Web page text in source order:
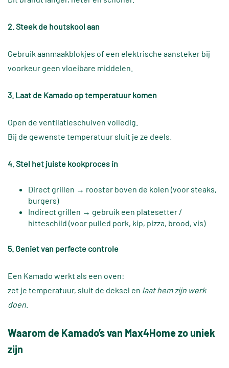
2. Steek de houtskool aan
Gebruik aanmaakblokjes of een elektrische aansteker bij
voorkeur geen vloeibare middelen.
3. Laat de Kamado op temperatuur komen
Open de ventilatieschuiven volledig.
Bij de gewenste temperatuur sluit je ze deels.
4. Stel het juiste kookproces in
Direct grillen → rooster boven de kolen (voor steaks,
burgers)
Indirect grillen → gebruik een platesetter /
hitteschild (voor pulled pork, kip, pizza, brood, vis)
5. Geniet van perfecte controle
Een Kamado werkt als een oven:
zet je temperatuur, sluit de deksel en laat hem zijn werk
doen
Waarom de Kamado’s van Max4Home zo uniek
zijn